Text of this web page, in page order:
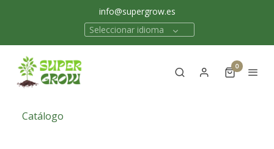
info@supergrow.es
Seleccionar idioma
0
Catálogo